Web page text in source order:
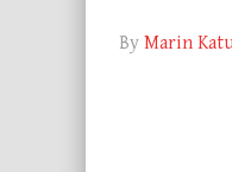
By Marin